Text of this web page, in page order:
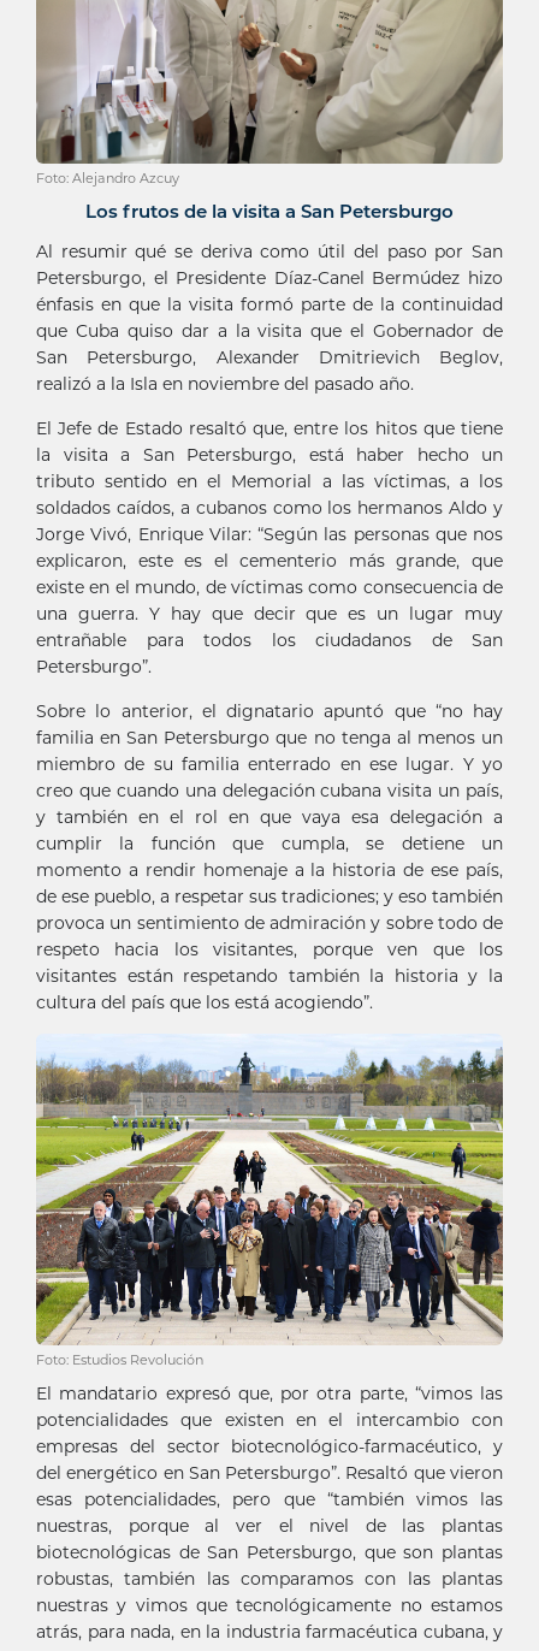
Foto: Alejandro Azcuy
Los frutos de la visita a San Petersburgo
Al resumir qué se deriva como útil del paso por San
Petersburgo, el Presidente Díaz-Canel Bermúdez hizo
énfasis en que la visita formó parte de la continuidad
que Cuba quiso dar a la visita que el Gobernador de
San Petersburgo, Alexander Dmitrievich Beglov,
realizó a la Isla en noviembre del pasado año.
El Jefe de Estado resaltó que, entre los hitos que tiene
la visita a San Petersburgo, está haber hecho un
tributo sentido en el Memorial a las víctimas, a los
soldados caídos, a cubanos como los hermanos Aldo y
Jorge Vivó, Enrique Vilar: “Según las personas que nos
explicaron, este es el cementerio más grande, que
existe en el mundo, de víctimas como consecuencia de
una guerra. Y hay que decir que es un lugar muy
entrañable para todos los ciudadanos de San
Petersburgo”.
Sobre lo anterior, el dignatario apuntó que “no hay
familia en San Petersburgo que no tenga al menos un
miembro de su familia enterrado en ese lugar. Y yo
creo que cuando una delegación cubana visita un país,
y también en el rol en que vaya esa delegación a
cumplir la función que cumpla, se detiene un
momento a rendir homenaje a la historia de ese país,
de ese pueblo, a respetar sus tradiciones; y eso también
provoca un sentimiento de admiración y sobre todo de
respeto hacia los visitantes, porque ven que los
visitantes están respetando también la historia y la
cultura del país que los está acogiendo”.
Foto: Estudios Revolución
El mandatario expresó que, por otra parte, “vimos las
potencialidades que existen en el intercambio con
empresas del sector biotecnológico-farmacéutico, y
del energético en San Petersburgo”. Resaltó que vieron
esas potencialidades, pero que “también vimos las
nuestras, porque al ver el nivel de las plantas
biotecnológicas de San Petersburgo, que son plantas
robustas, también las comparamos con las plantas
nuestras y vimos que tecnológicamente no estamos
atrás, para nada, en la industria farmacéutica cubana, y